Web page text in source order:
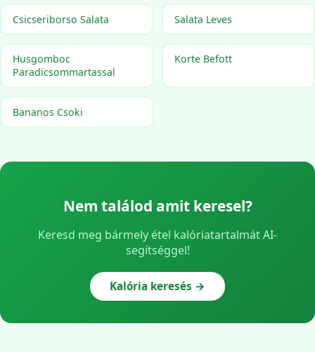
Csicseriborso Salata Salata Leves
Husgomboc
Paradicsommartassal
Korte Befott
Bananos Csoki
Nem találod amit keresel?
Keresd meg bármely étel kalóriatartalmát AI-
segítséggel!
Kalória keresés →